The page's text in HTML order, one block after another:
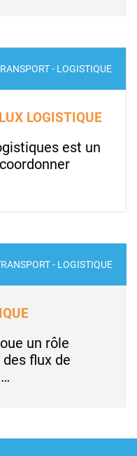
LOGISTIQUE
- LOGISTIQUE
est un
- LOGISTIQUE
un rôle
flux de